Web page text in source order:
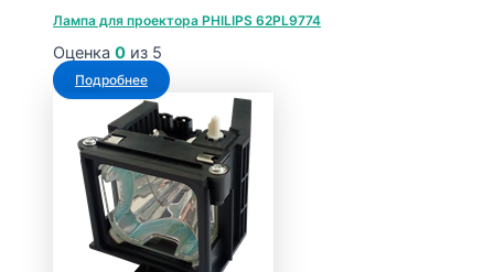
Лампа для проектора PHILIPS 62PL9774
Оценка 0 из 5
Подробнее